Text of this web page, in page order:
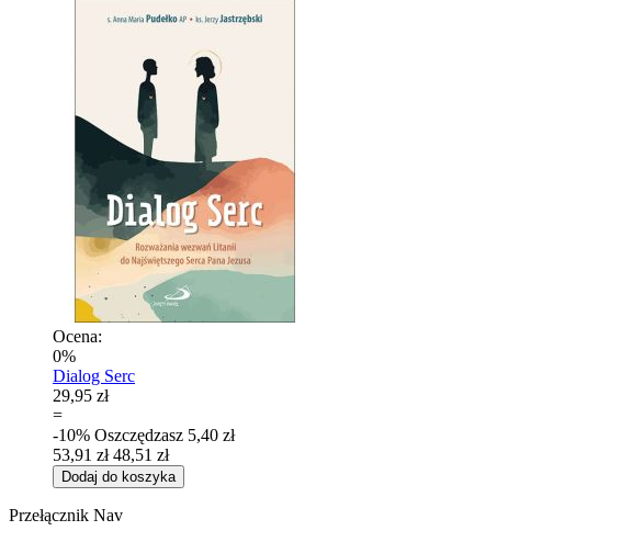
Ocena:
0%
Dialog Serc
29,95 zł
=
-10% Oszczędzasz 5,40 zł
53,91 zł 48,51 zł
Dodaj do koszyka
Przełącznik Nav